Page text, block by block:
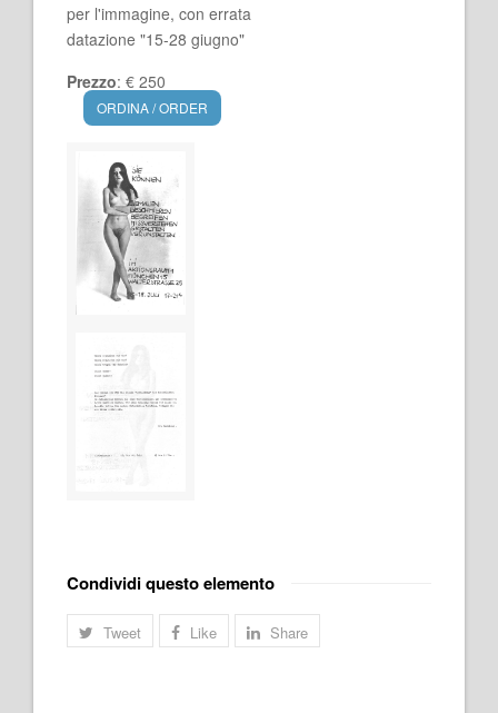
per l'immagine, con errata
datazione "15-28 giugno"
Prezzo: € 250
ORDINA / ORDER
Condividi questo elemento
Tweet Like Share